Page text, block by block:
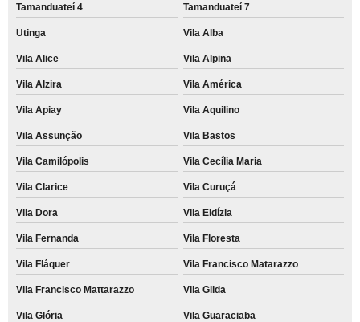
Tamanduateí 4 Tamanduateí 7
Utinga Vila Alba
Vila Alice Vila Alpina
Vila Alzira Vila América
Vila Apiay Vila Aquilino
Vila Assunção Vila Bastos
Vila Camilópolis Vila Cecília Maria
Vila Clarice Vila Curuçá
Vila Dora Vila Eldízia
Vila Fernanda Vila Floresta
Vila Fláquer Vila Francisco Matarazzo
Vila Francisco Mattarazzo Vila Gilda
Vila Glória Vila Guaraciaba